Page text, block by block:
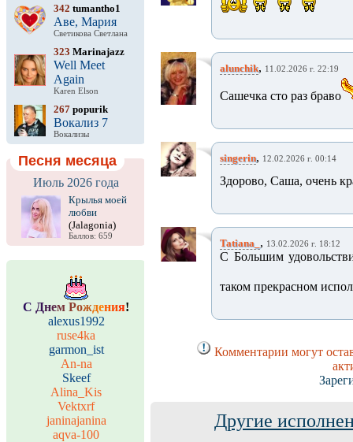
342 tumantho1
Аве, Мария
Светикова Светлана
323 Marinajazz
Well Meet
Again
Karen Elson
267 popurik
Вокализ 7
Вокализы
Песня месяца
Июль 2026 года
Крылья моей
любви
(Jalagonia)
Баллов: 659
С Днем Рождения!
alexus1992
ruse4ka
garmon_ist
An-na
Skeef
Alina_Kis
Vektxrf
janinajanina
aqva-100
alunchik, 11.02.2026 г. 22:19
Сашечка сто раз браво
singerin, 12.02.2026 г. 00:14
Здорово, Саша, очень
Tatiana_ , 13.02.2026 г. 18:12
С Большим
таком прекрасном
Комментарии могут
Другие